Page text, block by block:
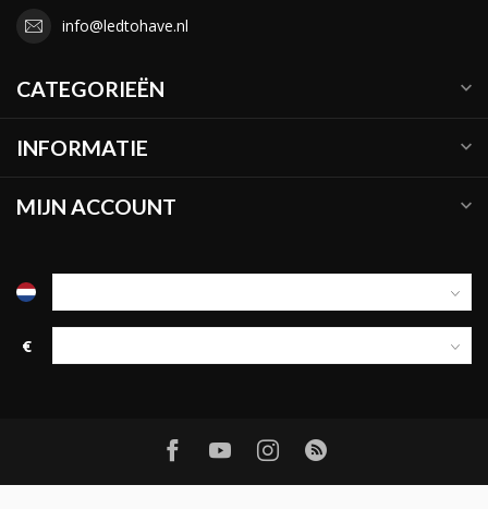
info@ledtohave.nl
CATEGORIEËN
INFORMATIE
MIJN ACCOUNT
€